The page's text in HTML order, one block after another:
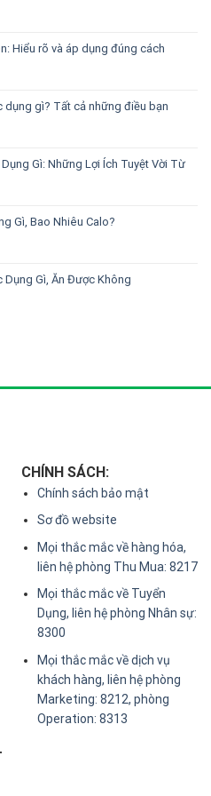
Hiểu rõ và áp dụng đúng cách
dụng gì? Tất cả những điều bạn
Gì: Những Lợi Ích Tuyệt Vời Từ
Gì, Bao Nhiêu Calo?
Dụng Gì, Ăn Được Không
CHÍNH SÁCH:
Chính sách bảo mật
Sơ đồ website
Mọi thắc mắc về hàng hóa,
liên hệ phòng Thu Mua: 8217
Mọi thắc mắc về Tuyển
Dụng, liên hệ phòng Nhân sự:
8300
Mọi thắc mắc về dịch vụ
khách hàng, liên hệ phòng
Marketing: 8212, phòng
Operation: 8313